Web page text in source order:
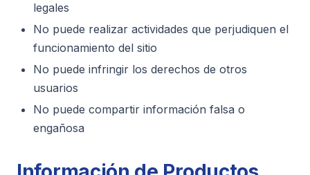
legales
No puede realizar actividades que perjudiquen el
funcionamiento del sitio
No puede infringir los derechos de otros
usuarios
No puede compartir información falsa o
engañosa